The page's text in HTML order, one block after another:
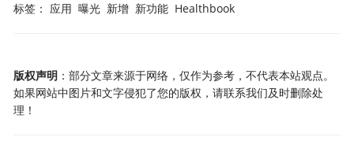
标签： 应用 曝光 新增 新功能 Healthbook
版权声明 ：部分文章来源于网络，仅作为参考，不代表本站观点。
如果网站中图片和文字侵犯了您的版权，请联系我们及时删除处
理！